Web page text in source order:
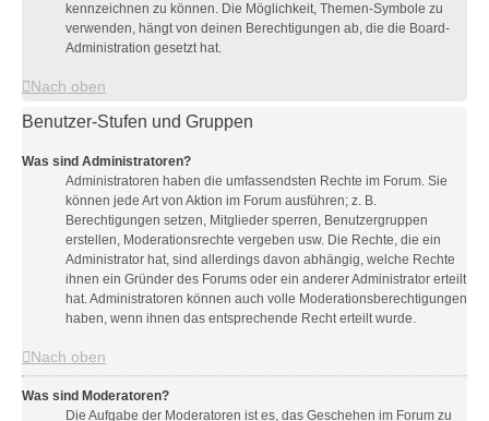
kennzeichnen zu können. Die Möglichkeit, Themen-Symbole zu
verwenden, hängt von deinen Berechtigungen ab, die die Board-
Administration gesetzt hat.
Nach oben
Benutzer-Stufen und Gruppen
Was sind Administratoren?
Administratoren haben die umfassendsten Rechte im Forum. Sie
können jede Art von Aktion im Forum ausführen; z. B.
Berechtigungen setzen, Mitglieder sperren, Benutzergruppen
erstellen, Moderationsrechte vergeben usw. Die Rechte, die ein
Administrator hat, sind allerdings davon abhängig, welche Rechte
ihnen ein Gründer des Forums oder ein anderer Administrator erteilt
hat. Administratoren können auch volle Moderationsberechtigungen
haben, wenn ihnen das entsprechende Recht erteilt wurde.
Nach oben
Was sind Moderatoren?
Die Aufgabe der Moderatoren ist es, das Geschehen im Forum zu